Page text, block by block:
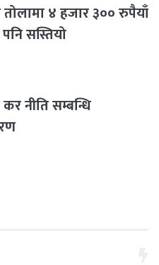
४ हजार ३०० रुपैयाँ
सस्तियो
नीति सम्बन्धि